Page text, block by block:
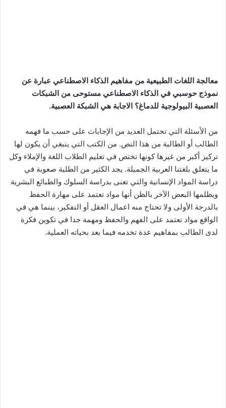
معالجة اللغات الطبيعية من مفاهيم الذكاء الاصطناعي عبارة عن
نموذج حوسبي في الذكاء الاصطناعي مستوحى من الشبكات
العصبية البيولوجية للدماغ؟ الاجابة هي الشبكة العصبية.
من الأسئلة التي تحتمل العديد من الإجابات على حسب ما فهمه
الطالب أو الطالبة من هذا النص. من الكتب التي ينبغي أن يكون لها
تركيز أكبر من غيرها كونها تختص في تعليم الطلاب اللغة والإملاء وكل
ما يتعلق بلغتنا العربية الجميلة. يجد الكثير من الطلبة صعوبة في
دراسة المواد الإنسانية والتي تعنى بدراسة السلوك والطبائع البشرية
ويظلمها البعض الآخر بالظن أنها مواد تعتمد على مهارة الحفظ
بالدرجة الأولى ولا تحتاج منه اعمال العقل أو التفكير، بينما هي في
الواقع مواد تعتمد على الفهم والحفظ ومهمة جدا في تكوين فكرة
لدى الطالب بمفاهيم عدة تخدمه فيما بعد بحياته العملية.